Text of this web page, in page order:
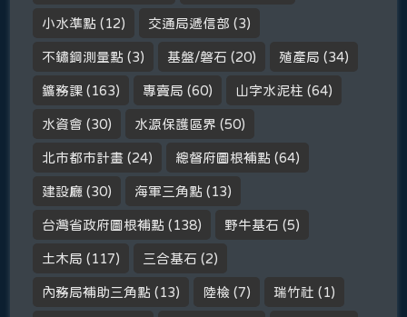
小水準點 (12) 交通局遞信部 (3)
不鏽鋼測量點 (3) 基盤/磐石 (20) 殖產局 (34)
鑛務課 (163) 專賣局 (60) 山字水泥柱 (64)
水資會 (30) 水源保護區界 (50)
北市都市計畫 (24) 總督府圖根補點 (64)
建設廳 (30) 海軍三角點 (13)
台灣省政府圖根補點 (138) 野牛基石 (5)
土木局 (117) 三合基石 (2)
內務局補助三角點 (13) 陸檢 (7) 瑞竹社 (1)